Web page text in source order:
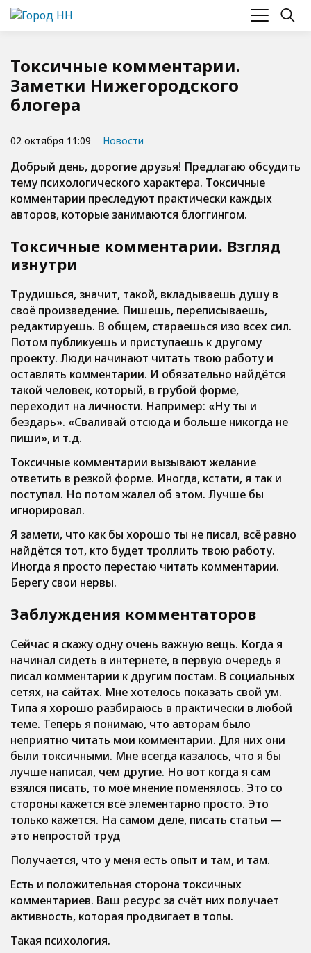
Токсичные комментарии.
Заметки Нижегородского
блогера
02 октября 11:09 Новости
Добрый день, дорогие друзья! Предлагаю обсудить
тему психологического характера. Токсичные
комментарии преследуют практически каждых
авторов, которые занимаются блоггингом.
Токсичные комментарии. Взгляд
изнутри
Трудишься, значит, такой, вкладываешь душу в
своё произведение. Пишешь, переписываешь,
редактируешь. В общем, стараешься изо всех сил.
Потом публикуешь и приступаешь к другому
проекту. Люди начинают читать твою работу и
оставлять комментарии. И обязательно найдётся
такой человек, который, в грубой форме,
переходит на личности. Например: «Ну ты и
бездарь». «Сваливай отсюда и больше никогда не
пиши», и т.д.
Токсичные комментарии вызывают желание
ответить в резкой форме. Иногда, кстати, я так и
поступал. Но потом жалел об этом. Лучше бы
игнорировал.
Я замети, что как бы хорошо ты не писал, всё равно
найдётся тот, кто будет троллить твою работу.
Иногда я просто перестаю читать комментарии.
Берегу свои нервы.
Заблуждения комментаторов
Сейчас я скажу одну очень важную вещь. Когда я
начинал сидеть в интернете, в первую очередь я
писал комментарии к другим постам. В социальных
сетях, на сайтах. Мне хотелось показать свой ум.
Типа я хорошо разбираюсь в практически в любой
теме. Теперь я понимаю, что авторам было
неприятно читать мои комментарии. Для них они
были токсичными. Мне всегда казалось, что я бы
лучше написал, чем другие. Но вот когда я сам
взялся писать, то моё мнение поменялось. Это со
стороны кажется всё элементарно просто. Это
только кажется. На самом деле, писать статьи —
это непростой труд
Получается, что у меня есть опыт и там, и там.
Есть и положительная сторона токсичных
комментариев. Ваш ресурс за счёт них получает
активность, которая продвигает в топы.
Такая психология.